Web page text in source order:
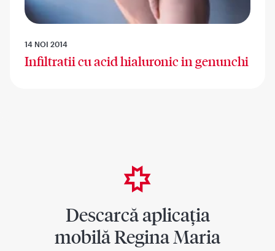
14 NOI 2014
Infiltratii cu acid hialuronic in genunchi
Descarcă aplicația
mobilă Regina Maria